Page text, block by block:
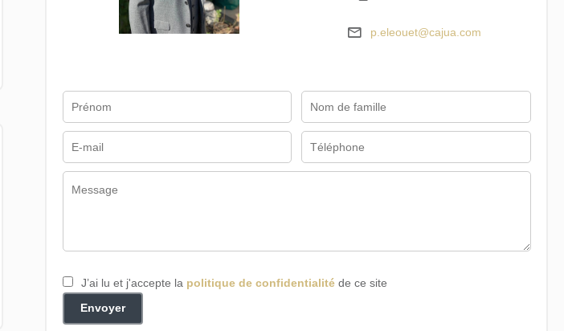
p.eleouet@cajua.com
J’ai lu et j'accepte la politique de confidentialitéde ce site
Envoyer